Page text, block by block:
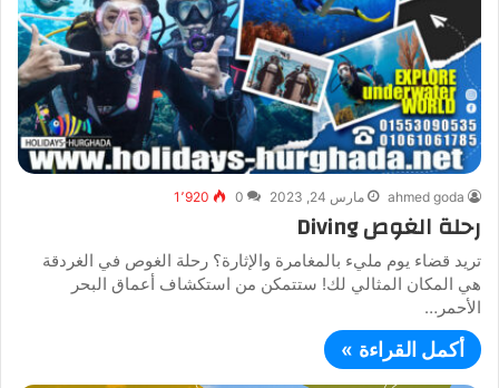
ahmed goda مارس 24, 2023 0 1٬920
رحلة الغوص Diving
تريد قضاء يوم مليء بالمغامرة والإثارة؟ رحلة الغوص في الغردقة
هي المكان المثالي لك! ستتمكن من استكشاف أعماق البحر
الأحمر…
أكمل القراءة »